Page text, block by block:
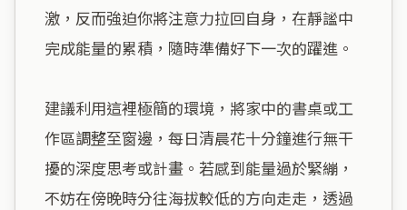
激，反而強迫你將注意力拉回自身，在靜謐中
完成能量的累積，隨時準備好下一次的躍進。
建議利用這裡極簡的環境，將家中的書桌或工
作區調整至窗邊，每日清晨花十分鐘進行無干
擾的深度思考或計畫。若感到能量過於緊繃，
不妨在傍晚時分往海拔較低的方向走走，透過